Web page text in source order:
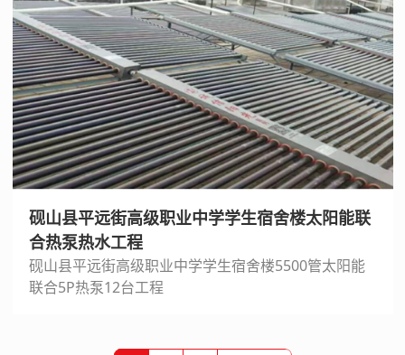
砚山县平远街高级职业中学学生宿舍楼太阳能联
合热泵热水工程
砚山县平远街高级职业中学学生宿舍楼5500管太阳能
联合5P热泵12台工程